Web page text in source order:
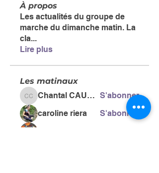
À propos
Les actualités du groupe de
marche du dimanche matin. La
cla...
Lire plus
Les matinaux
Chantal CAUSSE Chantal CAUSSE S'abonner
caroline riera
S'abonner